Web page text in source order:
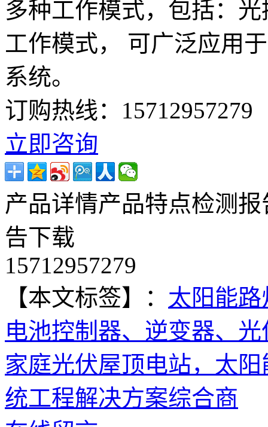
多种工作模式，包括：
工作模式， 可广泛应用
系统。
订购热线： 15712957279
立即咨询
产品详情产品特点检测报
告下载
15712957279
【本文标签】： 太阳能
电池控制器、逆变器、
家庭光伏屋顶电站，太
统工程解决方案综合商